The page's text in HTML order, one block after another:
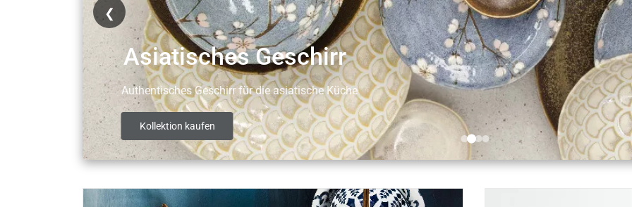
❮
Asiatisches Geschirr
Authentisches Geschirr für die asiatische Küche
Kollektion kaufen